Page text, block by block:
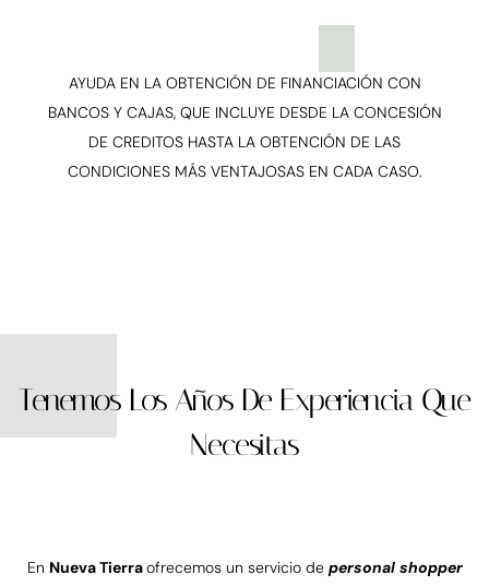
AYUDA EN LA OBTENCIÓN DE FINANCIACIÓN CON
BANCOS Y CAJAS, QUE INCLUYE DESDE LA CONCESIÓN
DE CREDITOS HASTA LA OBTENCIÓN DE LAS
CONDICIONES MÁS VENTAJOSAS EN CADA CASO.
Tenemos Los Años De Experiencia Que
Necesitas
En Nueva Tierraofrecemos un servicio de personal shopper